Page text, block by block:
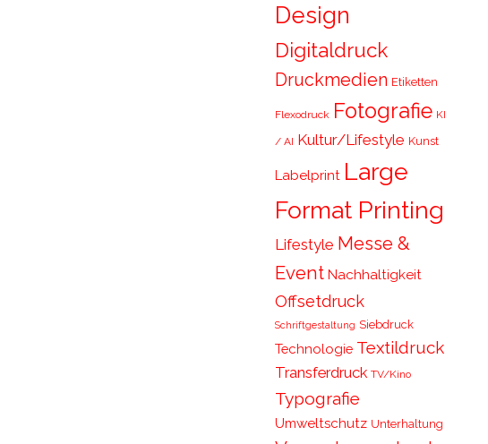
Design
Digitaldruck
Druckmedien Etiketten
Flexodruck Fotografie KI
/ AI Kultur/Lifestyle Kunst
Labelprint Large
Format Printing
Lifestyle Messe &
Event Nachhaltigkeit
Offsetdruck
Schriftgestaltung Siebdruck
Technologie Textildruck
Transferdruck TV/Kino
Typografie
Umweltschutz Unterhaltung